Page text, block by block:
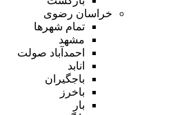
خراسان رضوی
تمام شهر‌ها
مشهد
احمدآباد صولت
انابد
باجگیران
باخرز
بار